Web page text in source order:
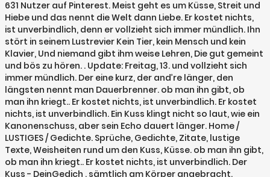
631 Nutzer auf Pinterest. Meist geht es um Küsse, Streit und
Hiebe und das nennt die Welt dann Liebe. Er kostet nichts,
ist unverbindlich, denn er vollzieht sich immer mündlich. Ihn
stört in seinem Lustrevier Kein Tier, kein Mensch und kein
Klavier, Und niemand gibt ihm weise Lehren, Die gut gemeint
und bös zu hören. . Update: Freitag, 13. und vollzieht sich
immer mündlich. Der eine kurz, der and’re länger, den
längsten nennt man Dauerbrenner. ob man ihn gibt, ob
man ihn kriegt.. Er kostet nichts, ist unverbindlich. Er kostet
nichts, ist unverbindlich. Ein Kuss klingt nicht so laut, wie ein
Kanonenschuss, aber sein Echo dauert länger. Home /
LUSTIGES / Gedichte. Sprüche, Gedichte, Zitate, lustige
Texte, Weisheiten rund um den Kuss, Küsse. ob man ihn gibt,
ob man ihn kriegt.. Er kostet nichts, ist unverbindlich. Der
Kuss - DeinGedich . sämtlich am Körper angebracht.